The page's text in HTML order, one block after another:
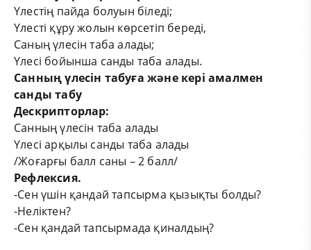
Үлестің пайда болуын біледі;
Үлесті құру жолын көрсетіп береді,
Саның үлесін таба алады;
Үлесі бойынша санды таба алады.
Санныңүлесін табуға және кері амалмен
сандытабу
Дескрипторлар:
Санның үлесін таба алады
Үлесі арқылы санды таба алады
/Жоғарғы балл саны – 2 балл/
Рефлексия.
-Сен үшін қандай тапсырма қызықты болды?
-Неліктен?
-Сен қандай тапсырмада қиналдың?